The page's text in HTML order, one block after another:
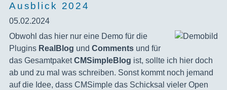
Ausblick 2024
05.02.2024
‍Obwohl das hier nur eine Demo für die
Plugins RealBlog und Commentsund für
das GesamtpaketCMSimpleBlog ist, sollte ich hier doch
ab und zu mal was schreiben. Sonst kommt noch jemand
auf die Idee, dass CMSimple das Schicksal vieler Open